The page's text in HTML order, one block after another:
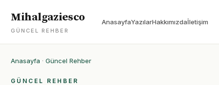
Mihalgaziesco
GÜNCEL REHBER
AnasayfaYazılarHakkımızdaİletişim
Anasayfa · Güncel Rehber
GÜNCEL REHBER